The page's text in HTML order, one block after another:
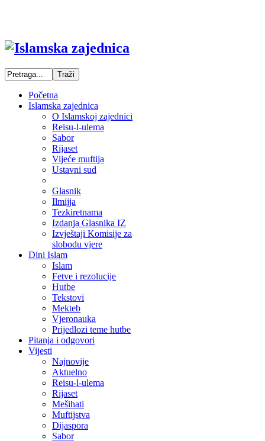
Početna
Islamska zajednica
O Islamskoj zajednici
Reisu-l-ulema
Sabor
Rijaset
Vijeće muftija
Ustavni sud
Glasnik
Ilmijja
Tezkiretnama
Izdanja Glasnika IZ
Izvještaji Komisije za
slobodu vjere
Dini Islam
Islam
Fetve i rezolucije
Hutbe
Tekstovi
Mekteb
Vjeronauka
Prijedlozi teme hutbe
Pitanja i odgovori
Vijesti
Najnovije
Aktuelno
Reisu-l-ulema
Rijaset
Mešihati
Muftijstva
Dijaspora
Sabor